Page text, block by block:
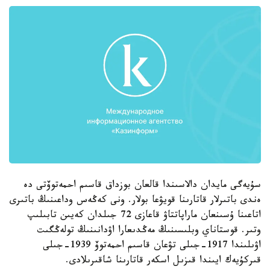
سۇيەگى مايدان دالاسىندا قالعان بوزداق قاسىم احمەتوۆتى دە
ەندى باتىرلار قاتارىنا قويۋعا بولار. ونى كەڭەس وداعىنىڭ باتىرى
اتاعىنا ۇسىنعان ماراپاتتاۋ قاعازى 72 جىلدان كەيىن تابىلىپ
وتىر. قوستاناي وبلىسىنىڭ مەڭدىعارا اۋدانىنىڭ تولەڭگىت
اۋىلىندا 1917-جىلى تۋعان قاسىم احمەتوۆ 1939-جىلى
قىركۇيەك ايىندا قىزىل اسكەر قاتارىنا شاقىرىلادى.